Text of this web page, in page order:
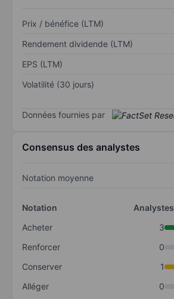
Prix / bénéfice (LTM)
Rendement dividende (LTM)
EPS (LTM)
Volatilité (30 jours)
Données fournies par
Consensus des analystes
Notation moyenne
Notation
Analystes
Acheter
3
Renforcer
0
Conserver
1
Alléger
0